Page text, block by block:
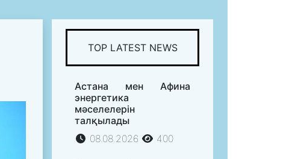
TOP LATEST NEWS
Астана мен Афина
энергетика
мәселелерін
талқылады
08.08.2026
400